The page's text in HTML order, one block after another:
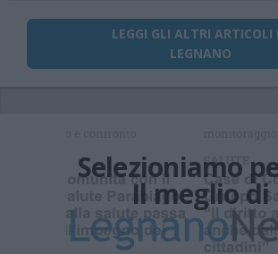
LEGGI GLI ALTRI ARTICOLI
LEGNANO
Selezioniamo
Il meglio di
Iscriviti alla